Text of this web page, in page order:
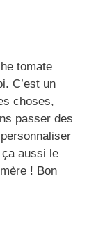
tomate
C’est un
choses,
passer des
aussi le
! Bon